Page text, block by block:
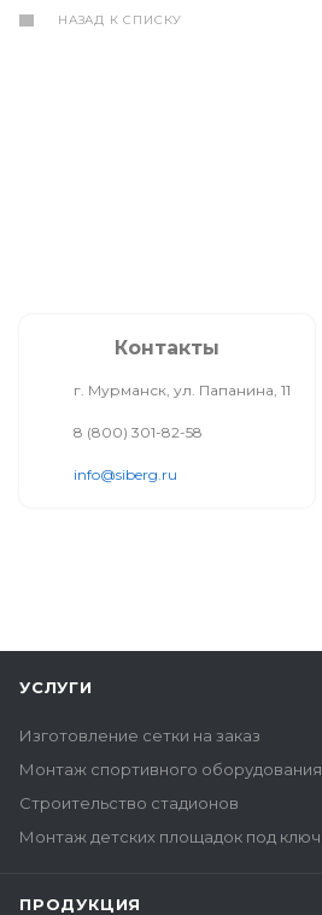
НАЗАД К СПИСКУ
Контакты
г. Мурманск, ул. Папанина, 11
8 (800) 301-82-58
info@siberg.ru
УСЛУГИ
Изготовление сетки на заказ
Монтаж спортивного оборудования
Строительство стадионов
Монтаж детских площадок под ключ
ПРОДУКЦИЯ